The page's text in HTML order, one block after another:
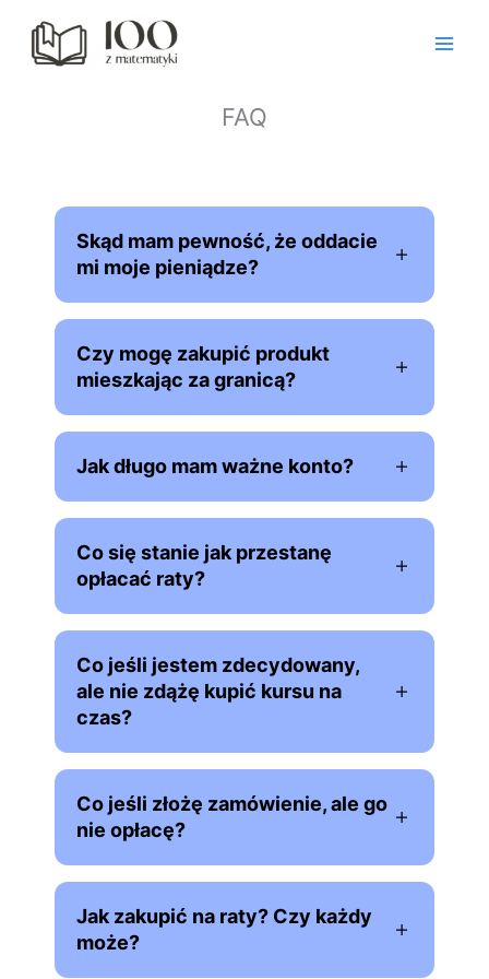
treści
FAQ
Skąd mam pewność, że oddacie
mi moje pieniądze?
Czy mogę zakupić produkt
mieszkając za granicą?
Jak długo mam ważne konto?
Co się stanie jak przestanę
opłacać raty?
Co jeśli jestem zdecydowany,
ale nie zdążę kupić kursu na
czas?
Co jeśli złożę zamówienie, ale go
nie opłacę?
Jak zakupić na raty? Czy każdy
może?